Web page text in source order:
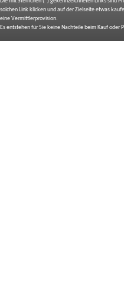
solchen Link klicken und auf der Zielseite etwas
eine Vermittlerprovision.
Es entstehen für Sie keine Nachteile beim Kauf oder